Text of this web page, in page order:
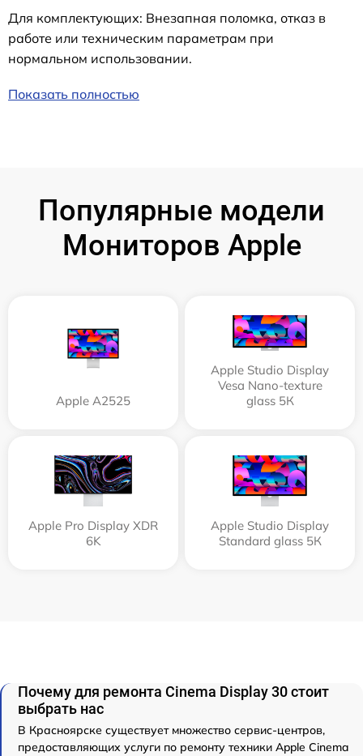
Для комплектующих: Внезапная поломка, отказ в
работе или техническим параметрам при
нормальном использовании.
Показать полностью
Популярные модели
Мониторов Apple
Apple А2525
Apple Studio Display
Vesa Nano-texture
glass 5К
Apple Pro Display XDR
6K
Apple Studio Display
Standard glass 5К
Почему для ремонта Cinema Display 30 стоит
выбрать нас
В Красноярске существует множество сервис-центров,
предоставляющих услуги по ремонту техники Apple Cinema